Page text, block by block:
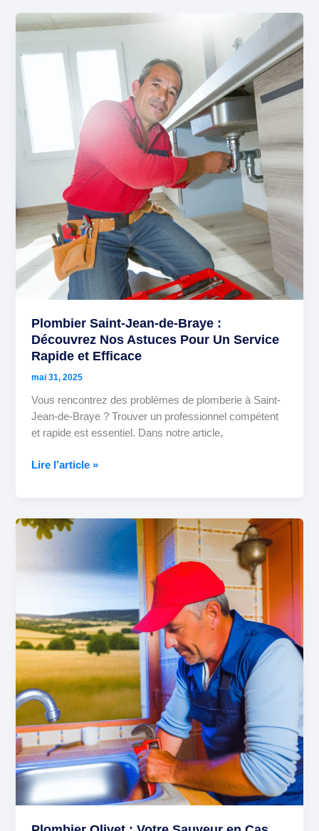
Plombier Saint-Jean-de-Braye :
Découvrez Nos Astuces Pour Un Service
Rapide et Efficace
mai 31, 2025
Vous rencontrez des problèmes de plomberie à Saint-
Jean-de-Braye ? Trouver un professionnel compétent
et rapide est essentiel. Dans notre article,
Plombier
Saint-
Jean-
Découvrez
Astuces
Service
Rapide
Efficace
Lire l’article »
Plombier
Olivet
:
Votre
Cas
d’Urgence
Plomberie
24/7